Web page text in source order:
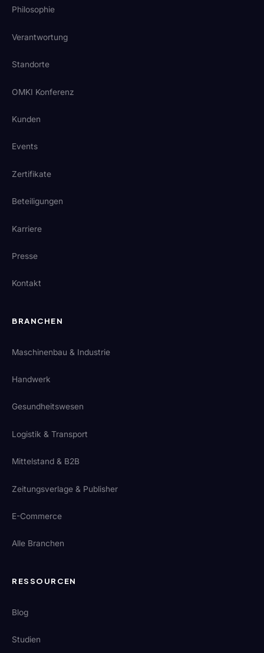
Philosophie
Verantwortung
Standorte
OMKI Konferenz
Kunden
Events
Zertifikate
Beteiligungen
Karriere
Presse
Kontakt
BRANCHEN
Maschinenbau & Industrie
Handwerk
Gesundheitswesen
Logistik & Transport
Mittelstand & B2B
Zeitungsverlage & Publisher
E-Commerce
Alle Branchen
RESSOURCEN
Blog
Studien